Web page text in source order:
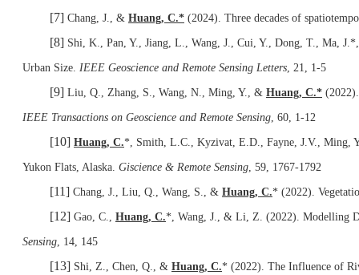
[7] Chang, J., & Huang, C.* (2024). Three decades of
[8] Shi, K., Pan, Y., Jiang, L., Wang, J., Cui, Y., Dong, T., Ma,
Urban Size. IEEE Geoscience and Remote Sensing Letters , 21, 1-5
[9] Liu, Q., Zhang, S., Wang, N., Ming, Y., & Huang, C.*
IEEE Transactions on Geoscience and Remote Sensing , 60, 1-12
[10] Huang, C.*, Smith, L.C., Kyzivat, E.D., Fayne, J.V., Ming,
Yukon Flats, Alaska. Giscience & Remote Sensing , 59, 1767-1792
[11] Chang, J., Liu, Q., Wang, S., & Huang, C.* (2022).
[12] Gao, C., Huang, C.*, Wang, J., & Li, Z. (2022). Modelling
Sensing , 14, 145
[13] Shi, Z., Chen, Q., & Huang, C.* (2022). The Influence of